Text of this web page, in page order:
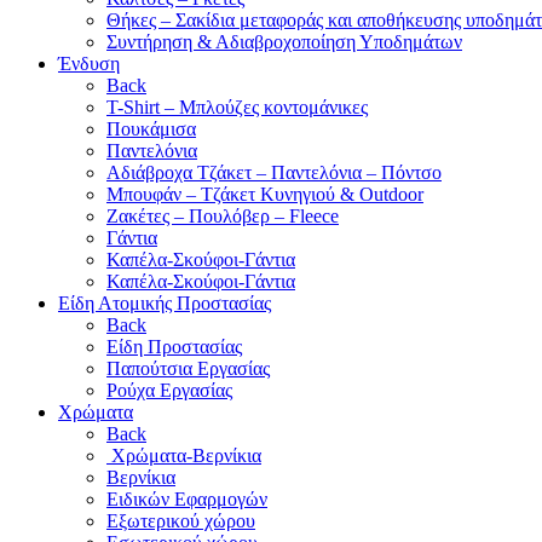
Θήκες – Σακίδια μεταφοράς και αποθήκευσης
Συντήρηση & Αδιαβροχοποίηση Υποδημάτων
Ένδυση
Back
T-Shirt – Μπλούζες κοντομάνικες
Πουκάμισα
Παντελόνια
Αδιάβροχα Τζάκετ – Παντελόνια – Πόντσο
Μπουφάν – Τζάκετ Κυνηγιού & Outdoor
Ζακέτες – Πουλόβερ – Fleece
Γάντια
Καπέλα-Σκούφοι-Γάντια
Καπέλα-Σκούφοι-Γάντια
Είδη Ατομικής Προστασίας
Back
Είδη Προστασίας
Παπούτσια Εργασίας
Ρούχα Εργασίας
Χρώματα
Back
Χρώματα-Βερνίκια
Βερνίκια
Ειδικών Εφαρμογών
Εξωτερικού χώρου